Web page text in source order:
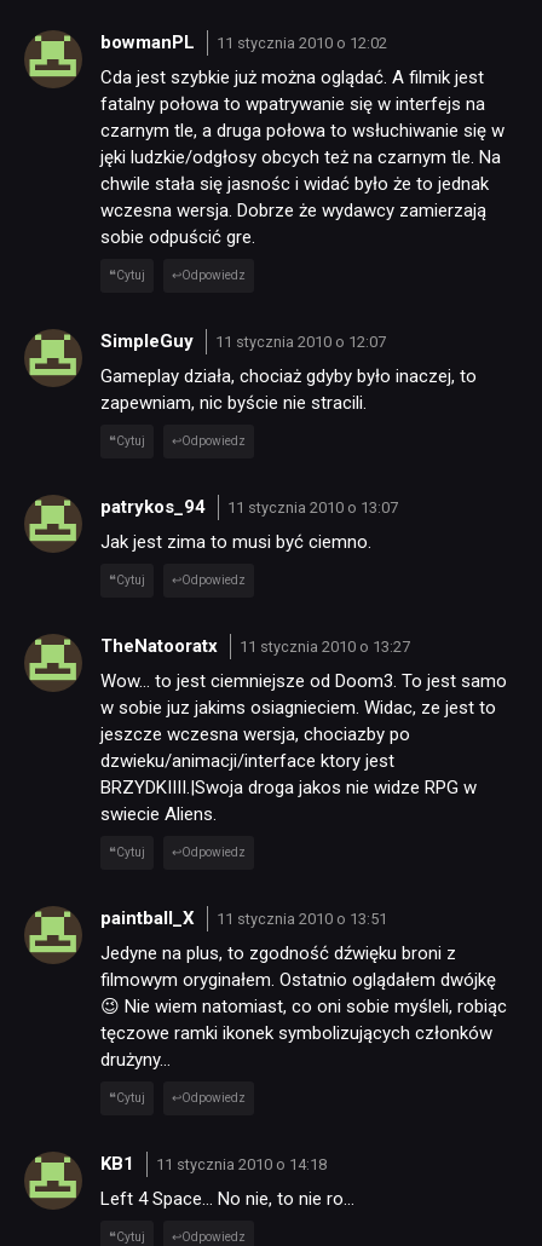
KULTURA
RETRO
TECHNOLOGIE
JUŻ GRALIŚMY
SKLEP
bowmanPL 11 stycznia 2010 o 12:02
Cda jest szybkie już można oglądać. A filmik jest
fatalny połowa to wpatrywanie się w interfejs na
czarnym tle, a druga połowa to wsłuchiwanie się w
jęki ludzkie/odgłosy obcych też na czarnym tle. Na
chwile stała się jasnośc i widać było że to jednak
wczesna wersja. Dobrze że wydawcy zamierzają
sobie odpuścić gre.
Cytuj Odpowiedz
SimpleGuy 11 stycznia 2010 o 12:07
Gameplay działa, chociaż gdyby było inaczej, to
zapewniam, nic byście nie stracili.
Cytuj Odpowiedz
patrykos_94 11 stycznia 2010 o 13:07
Jak jest zima to musi być ciemno.
Cytuj Odpowiedz
TheNatooratx 11 stycznia 2010 o 13:27
Wow… to jest ciemniejsze od Doom3. To jest samo
w sobie juz jakims osiagnieciem. Widac, ze jest to
jeszcze wczesna wersja, chociazby po
dzwieku/animacji/interface ktory jest
BRZYDKIIII.|Swoja droga jakos nie widze RPG w
swiecie Aliens.
Cytuj Odpowiedz
paintball_X 11 stycznia 2010 o 13:51
Jedyne na plus, to zgodność dźwięku broni z
filmowym oryginałem. Ostatnio oglądałem dwójkę
😉 Nie wiem natomiast, co oni sobie myśleli, robiąc
tęczowe ramki ikonek symbolizujących członków
drużyny…
Cytuj Odpowiedz
KB1 11 stycznia 2010 o 14:18
Left 4 Space… No nie, to nie ro…
Cytuj Odpowiedz